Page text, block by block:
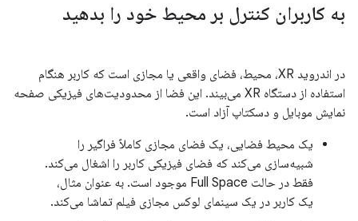
به کاربران کنترل بر محیط خود را بدهید
در اندروید XR، محیط، فضای واقعی یا مجازی است که کاربر هنگام
استفاده از دستگاه XR می‌بیند. این فضا از محدودیت‌های فیزیکی صفحه
نمایش موبایل و دسکتاپ آزاد است.
یک محیط فضایی، یک فضای مجازی کاملاً فراگیر را
شبیه‌سازی می‌کند که فضای فیزیکی کاربر را اشغال می‌کند.
فقط در حالت Full Space موجود است. به عنوان مثال،
یک کاربر در یک سینمای لوکس مجازی فیلم تماشا می‌کند.